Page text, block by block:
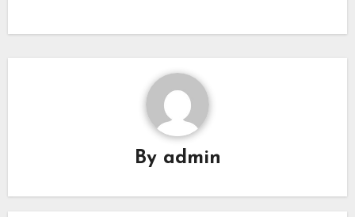
By admin